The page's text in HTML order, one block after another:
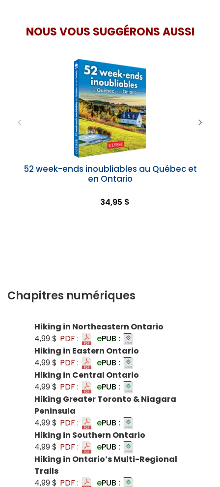
NOUS VOUS SUGGÉRONS AUSSI
52 week-ends inoubliables au Québec et
en Ontario
34,95 $
Chapitres numériques
Hiking in Northeastern Ontario
4,99 $ PDF : ePUB :
Hiking in Eastern Ontario
4,99 $ PDF : ePUB :
Hiking in Central Ontario
4,99 $ PDF : ePUB :
Hiking Greater Toronto & Niagara
Peninsula
4,99 $ PDF : ePUB :
Hiking in Southern Ontario
4,99 $ PDF : ePUB :
Hiking in Ontario’s Multi-Regional
Trails
4,99 $ PDF : ePUB :